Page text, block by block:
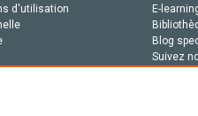
d'utilisation
E-
Blog
Suivez